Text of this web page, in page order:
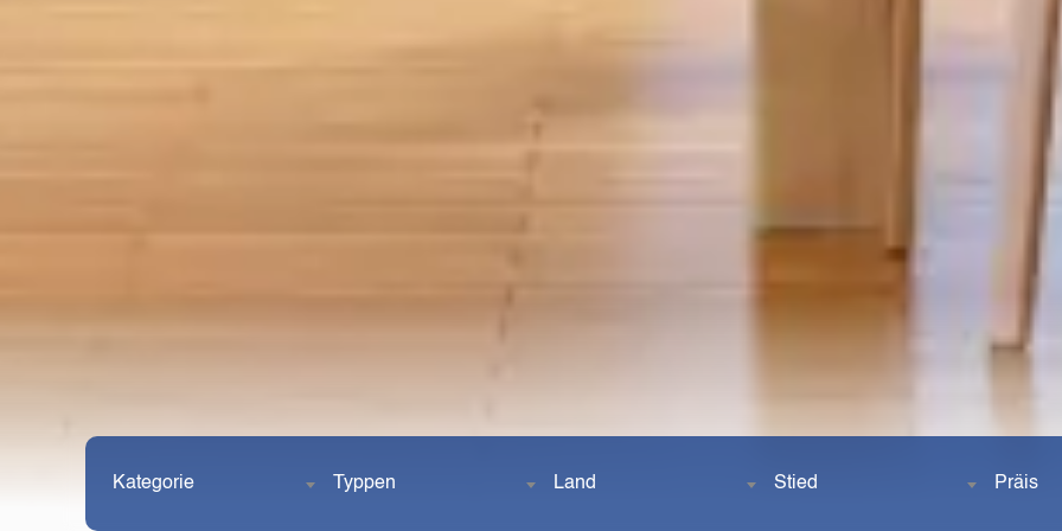
Kategorie Typpen Land Stied Präis